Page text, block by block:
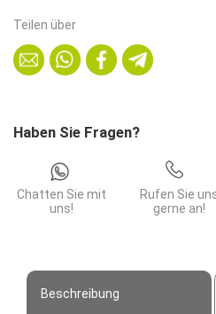
|
|
Gusseisengestell
Menge
Teilen über
Haben Sie Fragen?
Chatten Sie mit
uns!
Rufen Sie
gerne an!
Beschreibung